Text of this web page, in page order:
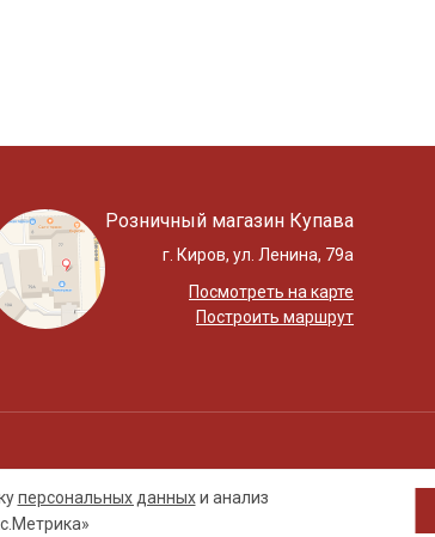
персональных данныхи анализ
Розничный магазин Купава
г. Киров, ул. Ленина, 79а
Посмотреть на карте
Построить маршрут